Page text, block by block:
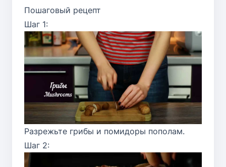
Пошаговый рецепт
Шаг 1:
Разрежьте грибы и помидоры пополам.
Шаг 2: